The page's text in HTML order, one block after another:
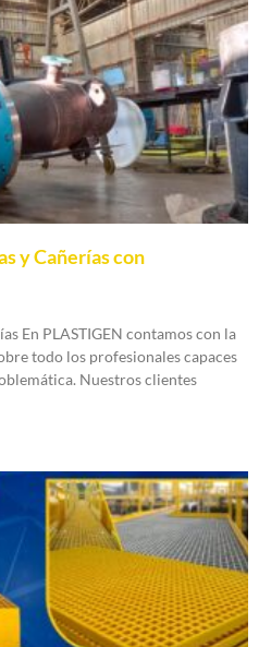
y Cañerías con
En PLASTIGEN contamos con la
todo los profesionales capaces
Nuestros clientes